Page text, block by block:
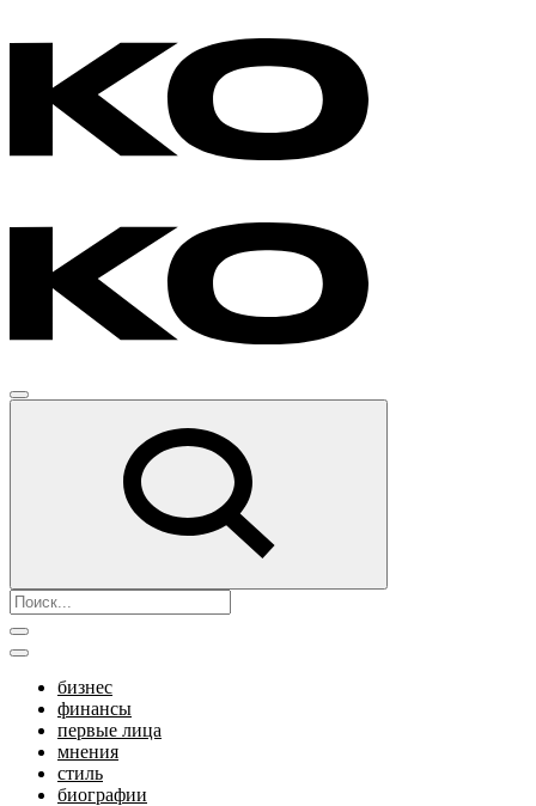
бизнес
финансы
первые лица
мнения
стиль
биографии